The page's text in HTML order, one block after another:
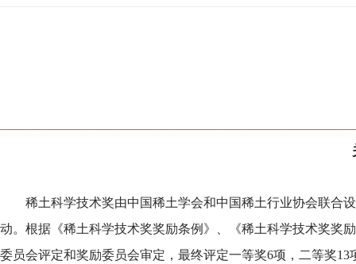
稀土科学技术奖由中国稀土学会和中国稀土行业协会联合设
动。根据《稀土科学技术奖奖励条例》、《稀土科学技术奖奖
委员会评定和奖励委员会审定，最终评定一等奖6项，二等奖13